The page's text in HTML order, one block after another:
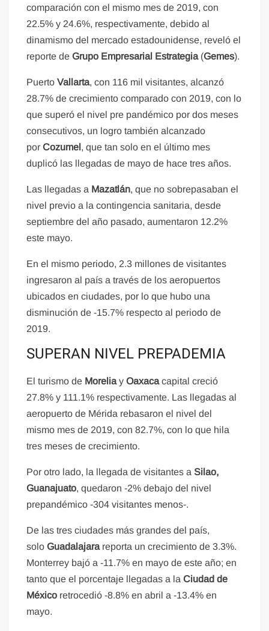
comparación con el mismo mes de 2019, con
22.5% y 24.6%, respectivamente, debido al
dinamismo del mercado estadounidense, reveló el
reporte deGrupo Empresarial Estrategia(Gemes).
PuertoVallarta, con 116 mil visitantes, alcanzó
28.7% de crecimiento comparado con 2019, con lo
que superó el nivel pre pandémico por dos meses
consecutivos, un logro también alcanzado
porCozumel , que tan solo en el último mes
duplicó las llegadas de mayo de hace tres años.
Las llegadas a Mazatlán, que no sobrepasaban el
nivel previo a la contingencia sanitaria, desde
septiembre del año pasado, aumentaron 12.2%
este mayo.
En el mismo periodo, 2.3 millones de visitantes
ingresaron al país a través de los aeropuertos
ubicados en ciudades, por lo que hubo una
disminución de -15.7% respecto al periodo de
2019.
SUPERAN NIVEL PREPADEMIA
El turismo de MoreliayOaxacacapital creció
27.8% y 111.1% respectivamente. Las llegadas al
aeropuerto de Mérida rebasaron el nivel del
mismo mes de 2019, con 82.7%, con lo que hila
tres meses de crecimiento.
Por otro lado, la llegada de visitantes a Silao,
Guanajuato, quedaron -2% debajo del nivel
prepandémico -304 visitantes menos-.
De las tres ciudades más grandes del país,
soloGuadalajarareporta un crecimiento de 3.3%.
Monterrey bajó a -11.7% en mayo de este año; en
tanto que el porcentaje llegadas a la Ciudad de
México retrocedió -8.8% en abril a -13.4% en
mayo.